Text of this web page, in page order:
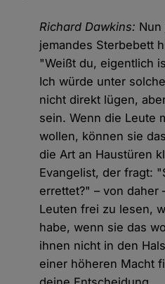
Richard Dawkins:
jemandes Sterbebett
"Weißt du, eigentlich
Ich würde unter
nicht direkt lügen,
sein. Wenn die Leute
wollen, können sie
die Art an Haustüren
Evangelist, der fragt:
errettet?" – von daher
Leuten frei zu lesen,
habe, wenn sie das
ihnen nicht in den
einer höheren Macht